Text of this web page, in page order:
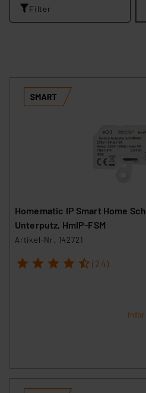
Filter
Homematic IP Smart Home
Unterputz, HmIP-FSM
Artikel-Nr. 142721
1 2 3 4 5 (24)